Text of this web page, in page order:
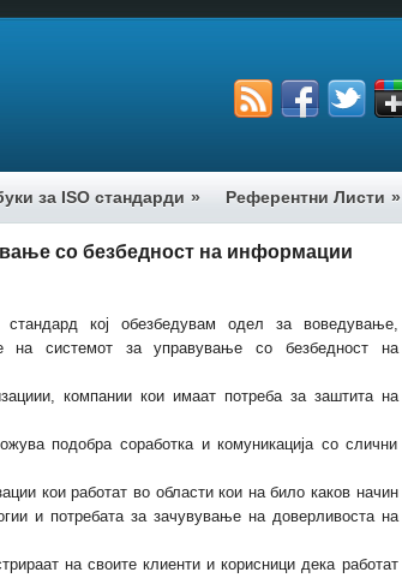
за ISO стандарди » Референтни Листи »
со безбедност на информации
стандард кој обезбедувам одел за воведување,
системот за управување со безбедност на
компании кои имаат потреба за заштита на
подобра соработка и комуникација со слични
кои работат во области кои на било каков начин
и потребата за зачувување на доверливоста на
на своите клиенти и корисници дека работат